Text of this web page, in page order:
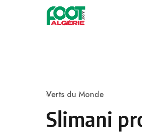
Skip to content
Category
Verts du Monde
Slimani